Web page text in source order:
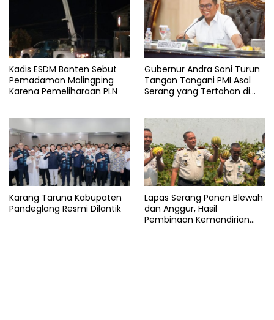
Kadis ESDM Banten Sebut
Pemadaman Malingping
Karena Pemeliharaan PLN
Gubernur Andra Soni Turun
Tangan Tangani PMI Asal
Serang yang Tertahan di
Karang Taruna Kabupaten
Pandeglang Resmi Dilantik
Lapas Serang Panen Blewah
dan Anggur, Hasil
Pembinaan Kemandirian